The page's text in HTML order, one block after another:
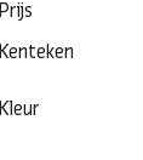
Prijs
Kenteken
Kleur